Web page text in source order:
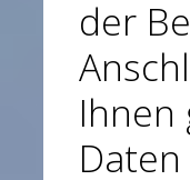
der
Ihnen